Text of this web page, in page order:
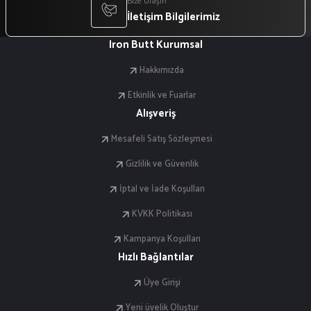
İletişim Bilgilerimiz
Iron Butt Kurumsal
Hakkımızda
Etkinlik ve Fuarlar
Alışveriş
Mesafeli Satış Sözleşmesi
Gizlilik ve Güvenlik
İptal ve İade Koşulları
KVKK Politikası
Kampanya Koşulları
Hızlı Bağlantılar
Üye Girişi
Yeni üyelik Oluştur